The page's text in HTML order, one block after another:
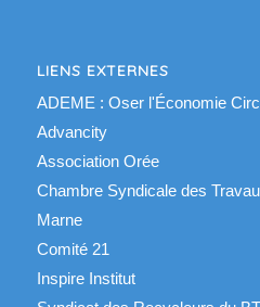
LIENS EXTERNES
ADEME : Oser l'Économie
Advancity
Association Orée
Chambre Syndicale des
Marne
Comité 21
Inspire Institut